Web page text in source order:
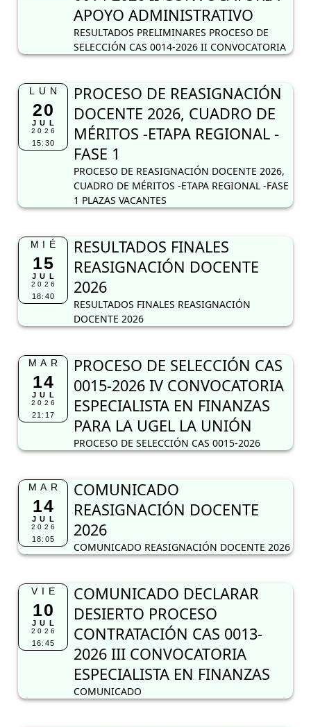
APOYO ADMINISTRATIVO
RESULTADOS PRELIMINARES PROCESO DE
SELECCIÓN CAS 0014-2026 II CONVOCATORIA
LUN
20
JUL
2026
15:30
PROCESO DE REASIGNACIÓN
DOCENTE 2026, CUADRO DE
MÉRITOS -ETAPA REGIONAL -
FASE 1
PROCESO DE REASIGNACIÓN DOCENTE 2026,
CUADRO DE MÉRITOS -ETAPA REGIONAL -FASE
1 PLAZAS VACANTES
MIÉ
15
JUL
2026
18:40
RESULTADOS FINALES
REASIGNACIÓN DOCENTE
2026
RESULTADOS FINALES REASIGNACIÓN
DOCENTE 2026
MAR
14
JUL
2026
21:17
PROCESO DE SELECCIÓN CAS
0015-2026 IV CONVOCATORIA
ESPECIALISTA EN FINANZAS
PARA LA UGEL LA UNIÓN
PROCESO DE SELECCIÓN CAS 0015-2026
MAR
14
JUL
2026
18:05
COMUNICADO
REASIGNACIÓN DOCENTE
2026
COMUNICADO REASIGNACIÓN DOCENTE 2026
VIE
10
JUL
2026
16:45
COMUNICADO DECLARAR
DESIERTO PROCESO
CONTRATACIÓN CAS 0013-
2026 III CONVOCATORIA
ESPECIALISTA EN FINANZAS
COMUNICADO